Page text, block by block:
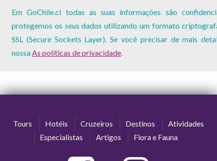
Em GoChile.cl todas as suas informações são
protegemos os seus dados utilizando um formato
SSL (Secure Sockets Layer). Se você precisar de mais
nossaAs políticas de privacidade.
Tours Hotéis Cruzeiros Destinos
Atividades
Especialistas
Artigos Flora e Fauna